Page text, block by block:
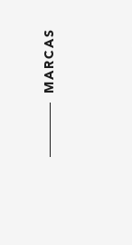
MARCAS